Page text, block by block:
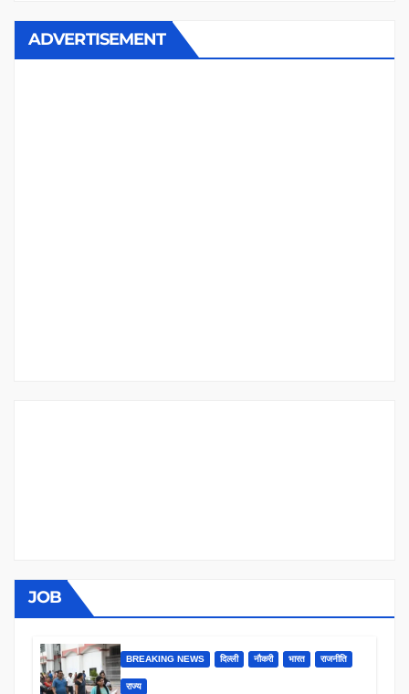
ADVERTISEMENT
JOB
BREAKING NEWS दिल्ली नौकरी भारत राजनीति
राज्य